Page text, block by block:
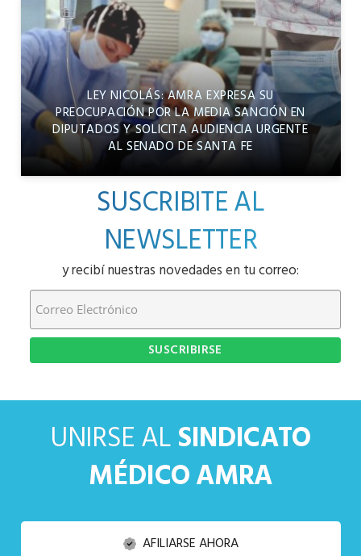
LEY NICOLÁS: AMRA EXPRESA SU
PREOCUPACIÓN POR LA MEDIA SANCIÓN EN
DIPUTADOS Y SOLICITA AUDIENCIA URGENTE
AL SENADO DE SANTA FE
SUSCRIBITE AL
NEWSLETTER
y recibí nuestras novedades en tu correo:
UNIRSE ALSINDICATO
MÉDICO AMRA
AFILIARSE AHORA